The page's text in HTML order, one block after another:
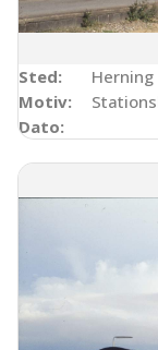
Sted:
Herning
Motiv:
Dato: